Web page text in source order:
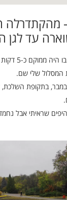
1 –
עד לגן
כ-5 דקות הליכה מה
המסלול שלי שם.
בתקופת
שראיתי אבל